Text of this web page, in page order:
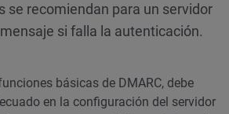
se recomiendan para un servidor
si falla la autenticación.
básicas de DMARC, debe
en la configuración del servidor